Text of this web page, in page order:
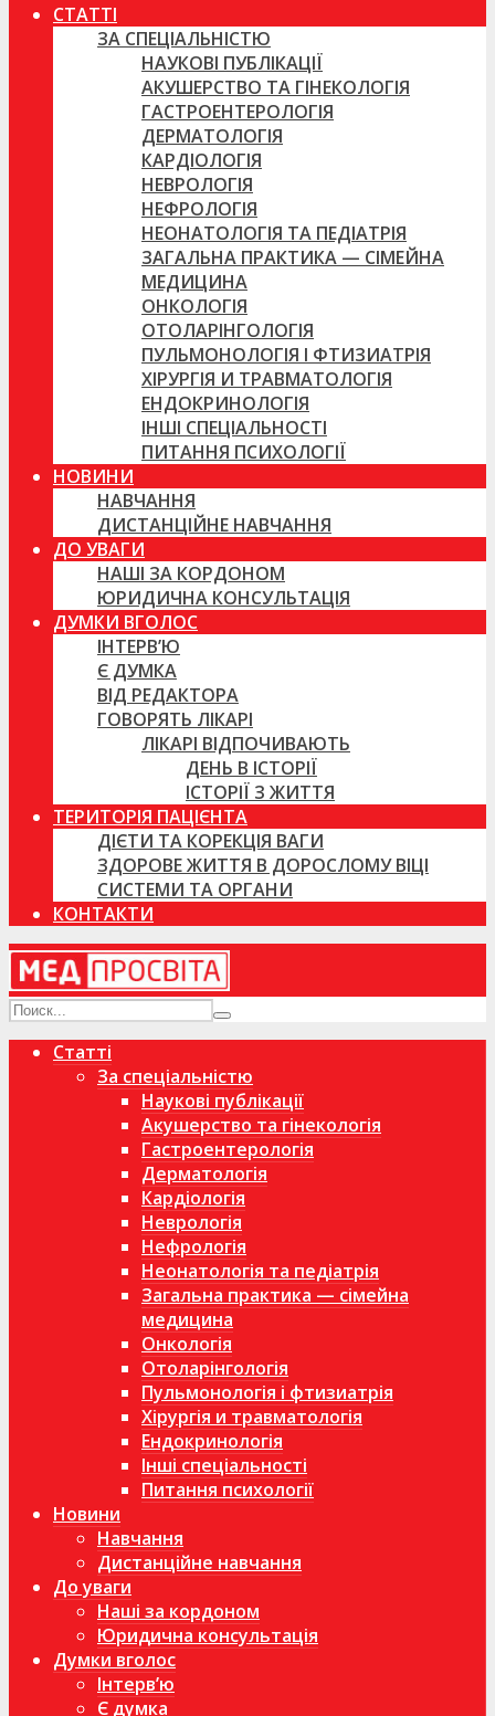
СТАТТІ
ЗА СПЕЦІАЛЬНІСТЮ
НАУКОВІ ПУБЛІКАЦІЇ
АКУШЕРСТВО ТА ГІНЕКОЛОГІЯ
ГАСТРОЕНТЕРОЛОГІЯ
ДЕРМАТОЛОГІЯ
КАРДІОЛОГІЯ
НЕВРОЛОГІЯ
НЕФРОЛОГІЯ
НЕОНАТОЛОГІЯ ТА ПЕДІАТРІЯ
ЗАГАЛЬНА ПРАКТИКА — СІМЕЙНА
МЕДИЦИНА
ОНКОЛОГІЯ
ОТОЛАРІНГОЛОГІЯ
ПУЛЬМОНОЛОГІЯ І ФТИЗИАТРІЯ
ХІРУРГІЯ И ТРАВМАТОЛОГІЯ
ЕНДОКРИНОЛОГІЯ
ІНШІ СПЕЦІАЛЬНОСТІ
ПИТАННЯ ПСИХОЛОГІЇ
НОВИНИ
НАВЧАННЯ
ДИСТАНЦІЙНЕ НАВЧАННЯ
ДО УВАГИ
НАШІ ЗА КОРДОНОМ
ЮРИДИЧНА КОНСУЛЬТАЦІЯ
ДУМКИ ВГОЛОС
ІНТЕРВ’Ю
Є ДУМКА
ВІД РЕДАКТОРА
ГОВОРЯТЬ ЛІКАРІ
ЛІКАРІ ВІДПОЧИВАЮТЬ
ДЕНЬ В ІСТОРІЇ
ІСТОРІЇ З ЖИТТЯ
ТЕРИТОРІЯ ПАЦІЄНТА
ДІЄТИ ТА КОРЕКЦІЯ ВАГИ
ЗДОРОВЕ ЖИТТЯ В ДОРОСЛОМУ ВІЦІ
СИСТЕМИ ТА ОРГАНИ
КОНТАКТИ
Статті
За спеціальністю
Наукові публікації
Акушерство та гінекологія
Гастроентерологія
Дерматологія
Кардіологія
Неврологія
Нефрологія
Неонатологія та педіатрія
Загальна практика — сімейна
медицина
Онкологія
Отоларінгологія
Пульмонологія і фтизиатрія
Хірургія и травматологія
Ендокринологія
Інші спеціальності
Питання психології
Новини
Навчання
Дистанційне навчання
До уваги
Наші за кордоном
Юридична консультація
Думки вголос
Інтерв’ю
Є думка